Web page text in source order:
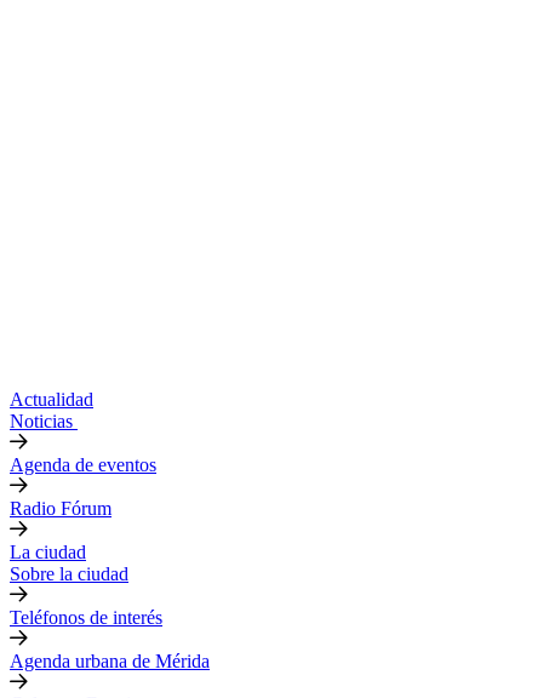
Actualidad
Noticias
Agenda de eventos
Radio Fórum
La ciudad
Sobre la ciudad
Teléfonos de interés
Agenda urbana de Mérida